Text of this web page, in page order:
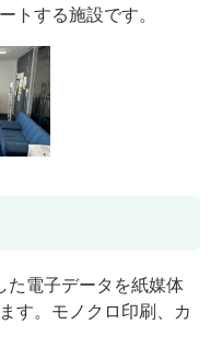
トする施設です。
た電子データを紙媒体
す。モノクロ印刷、カ